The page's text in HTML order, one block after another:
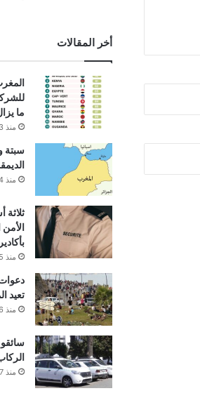
أخر المقالات
ما
منذ 13 ساعة
سبتة
منذ 14 ساعة
ثلاثة
منذ 15 ساعة
تعيد
منذ 16 ساعة
منذ 17 ساعة